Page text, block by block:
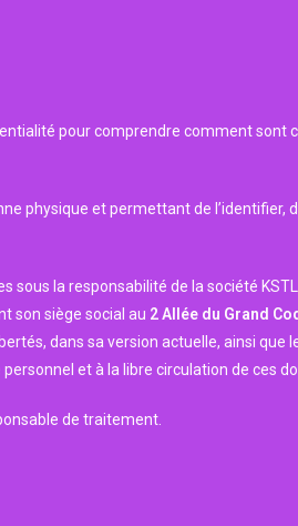
pour comprendre comment sont
physique et permettant de l’identifier,
sous la responsabilité de la société KSTL
son siège social au 2 Allée du Grand
dans sa version actuelle, ainsi
et à la libre circulation de ces
de traitement.